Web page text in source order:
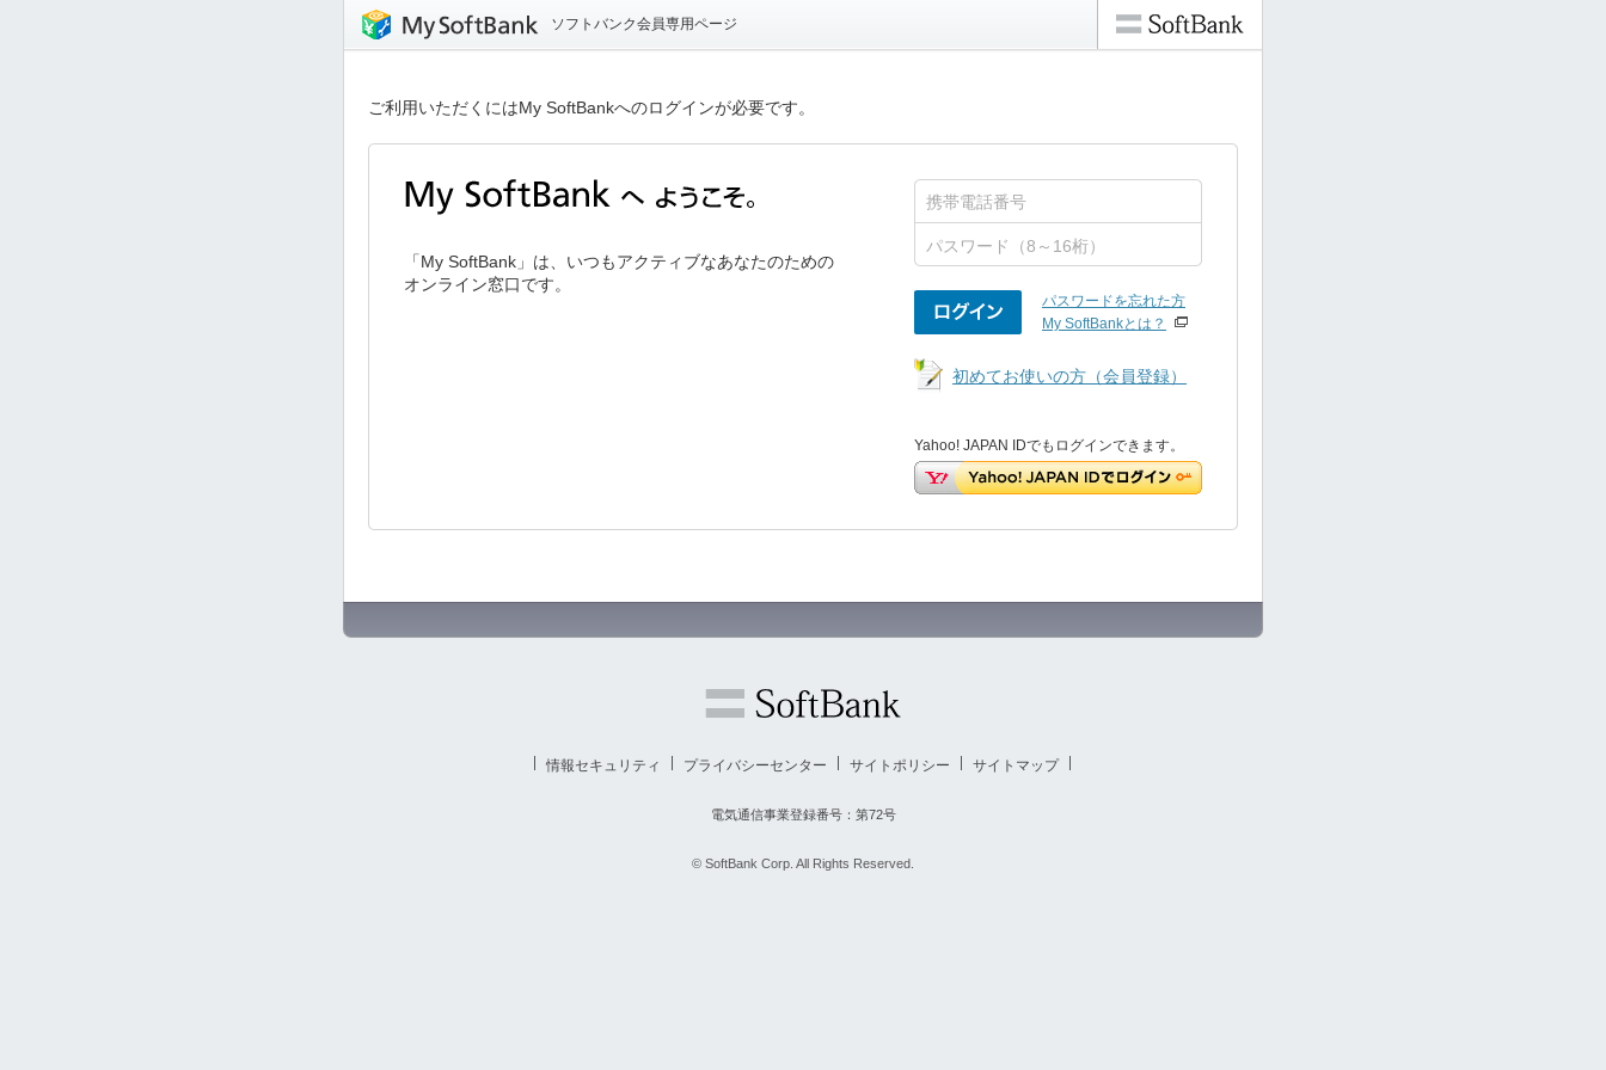
ソフトバンク会員専用ページ
ご利用いただくにはMy SoftBankへのログインが必要です。
「My SoftBank」は、いつもアクティブなあなたのための
オンライン窓口です。
パスワードを忘れた方
My SoftBankとは？
初めてお使いの方（会員登録）
Yahoo! JAPAN IDでもログインできます。
情報セキュリティ プライバシーセンター サイトポリシー サイトマップ
電気通信事業登録番号：第72号
© SoftBank Corp. All Rights Reserved.